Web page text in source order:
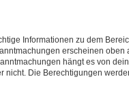
Informationen zu dem
erscheinen oben
hängt es von
nicht. Die Berechtigungen